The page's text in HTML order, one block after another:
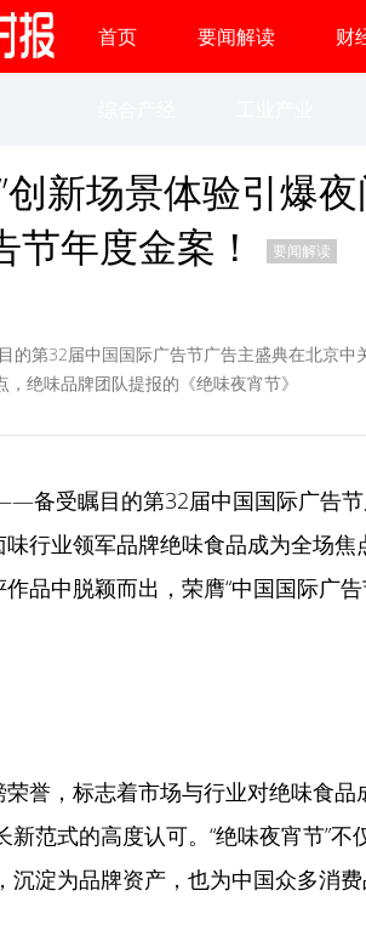
首页 要闻解读 财
创新场景体验引爆
年度金案！
要闻解读
第32届中国国际广告节广告主盛典在北京中
绝味品牌团队提报的《绝味夜宵节》
备受瞩目的第32届中国国际广告
行业领军品牌绝味食品成为全场
品中脱颖而出，荣膺“中国国际广
誉，标志着市场与行业对绝味食品
新范式的高度认可。“绝味夜宵节”
沉淀为品牌资产，也为中国众多消